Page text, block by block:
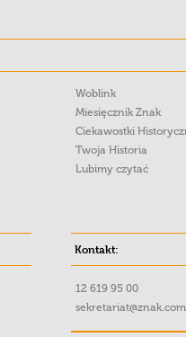
Woblink
Miesięcznik Znak
Ciekawostki
Twoja Historia
Lubimy czytać
Kontakt:
12 619 95 00